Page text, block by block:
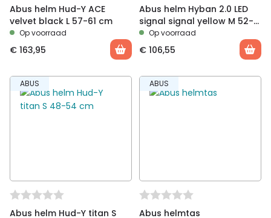
Abus helm Hud-Y ACE
velvet black L 57-61 cm
Op voorraad
€ 163,95
Abus helm Hyban 2.0 LED
signal signal yellow M 52-
58 cm
Op voorraad
€ 106,55
ABUS
Abus helm Hud-Y titan S
ABUS
Abus helmtas